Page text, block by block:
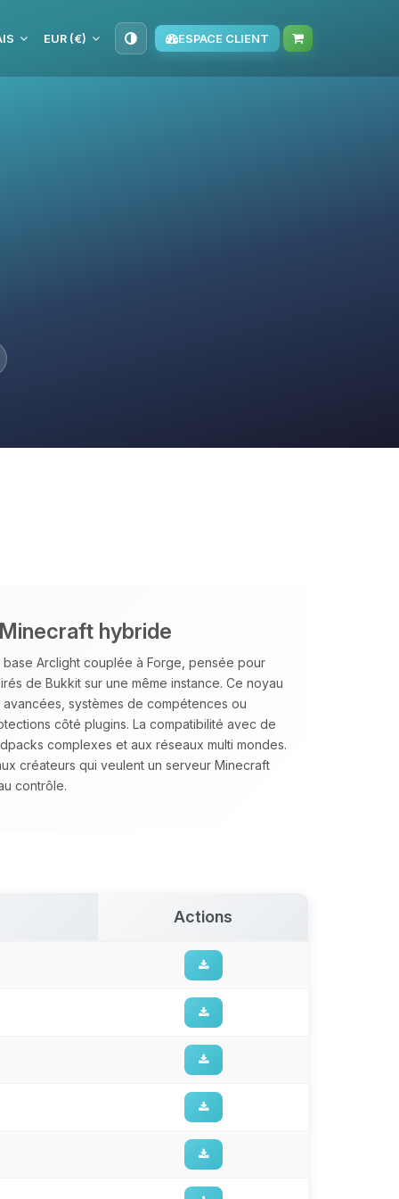
EUR (€) ESPACE CLIENT
hybride
Arclight couplée à Forge, pensée pour
de Bukkit sur une même instance. Ce noyau
systèmes de compétences ou
côté plugins. La compatibilité avec de
complexes et aux réseaux multi mondes.
créateurs qui veulent un serveur Minecraft
contrôle.
Actions